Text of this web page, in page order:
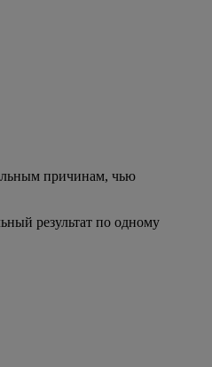
причинам, чью
результат по одному